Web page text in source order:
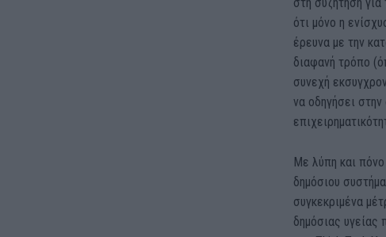
στη συζήτηση
ότι μόνο η
έρευνα με την
διαφανή τρόπο
συνεχή
να οδηγήσει στην
Με λύπη και
δημόσιου
συγκεκριμένα
δημόσιας υγείας